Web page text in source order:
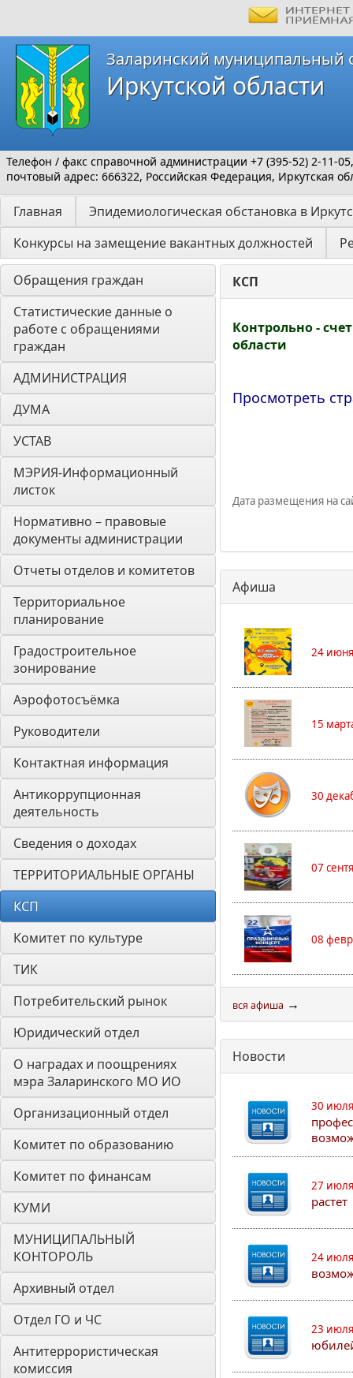
Заларинский муниципальный
Иркутской области
Телефон / факс справочной администрации +7 (395-52) 2-11-05,
почтовый адрес: 666322, Российская Федерация, Иркутская
Главная
Эпидемиологическая обстановка в
Конкурсы на замещение вакантных должностей
Обращения граждан
Статистические данные о
работе с обращениями
граждан
АДМИНИСТРАЦИЯ
ДУМА
УСТАВ
МЭРИЯ-Информационный
листок
Нормативно – правовые
документы администрации
Отчеты отделов и комитетов
Территориальное
планирование
Градостроительное
зонирование
Аэрофотосъёмка
Руководители
Контактная информация
Антикоррупционная
деятельность
Сведения о доходах
ТЕРРИТОРИАЛЬНЫЕ ОРГАНЫ
КСП
Комитет по культуре
ТИК
Потребительский рынок
Юридический отдел
О наградах и поощрениях
мэра Заларинского МО ИО
Организационный отдел
Комитет по образованию
Комитет по финансам
КУМИ
МУНИЦИПАЛЬНЫЙ
КОНТОРОЛЬ
Архивный отдел
Отдел ГО и ЧС
Антитеррористическая
комиссия
КСП
Контрольно -
области
Просмотреть
Дата размещения на
Афиша
24
15
30
07
08
вся афиша →
Новости
30
27
растет
24
23